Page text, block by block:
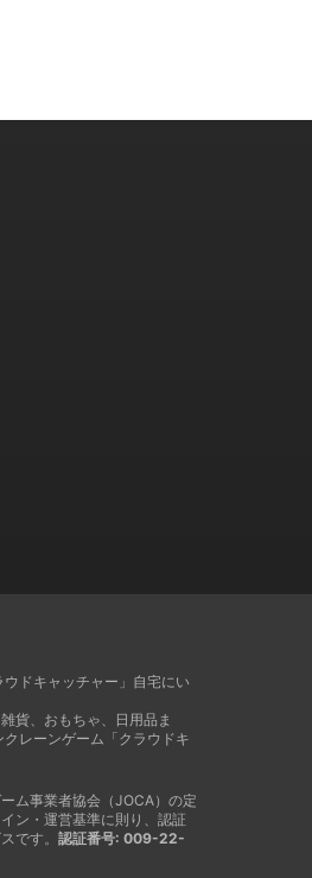
ドキャッチャー」自宅にい
貨、おもちゃ、日用品ま
レーンゲーム「クラウドキ
ム事業者協会（JOCA）の定
ン・運営基準に則り、認証
です。 認証番号: 009-22-